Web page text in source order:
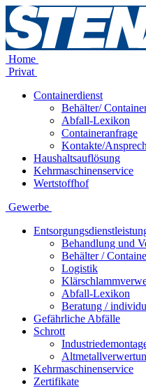
Home
Privat
Containerdienst
Behälter/
Abfall-Lexikon
Containeranfrage
Kontakte/
Haushaltsauflösung
Kehrmaschinenservice
Wertstoffhof
Gewerbe
Behandlung und
Behälter /
Logistik
Abfall-Lexikon
Beratung /
Gefährliche Abfälle
Schrott
Kehrmaschinenservice
Zertifikate